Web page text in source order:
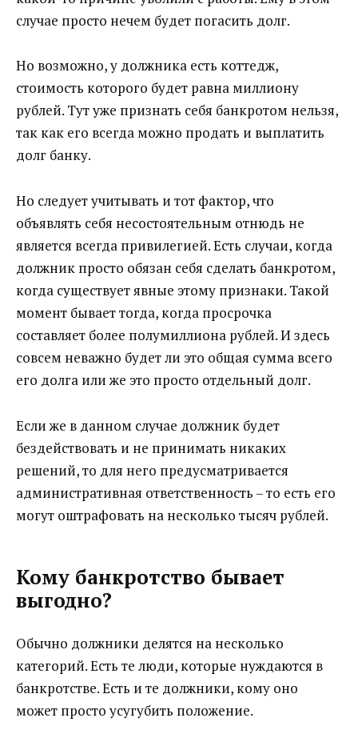
случае просто нечем будет погасить долг.
Но возможно, у должника есть коттедж,
стоимость которого будет равна миллиону
рублей. Тут уже признать себя банкротом нельзя,
так как его всегда можно продать и выплатить
долг банку.
Но следует учитывать и тот фактор, что
объявлять себя несостоятельным отнюдь не
является всегда привилегией. Есть случаи, когда
должник просто обязан себя сделать банкротом,
когда существует явные этому признаки. Такой
момент бывает тогда, когда просрочка
составляет более полумиллиона рублей. И здесь
совсем неважно будет ли это общая сумма всего
его долга или же это просто отдельный долг.
Если же в данном случае должник будет
бездействовать и не принимать никаких
решений, то для него предусматривается
административная ответственность – то есть его
могут оштрафовать на несколько тысяч рублей.
Кому банкротство бывает
выгодно?
Обычно должники делятся на несколько
категорий. Есть те люди, которые нуждаются в
банкротстве. Есть и те должники, кому оно
может просто усугубить положение.